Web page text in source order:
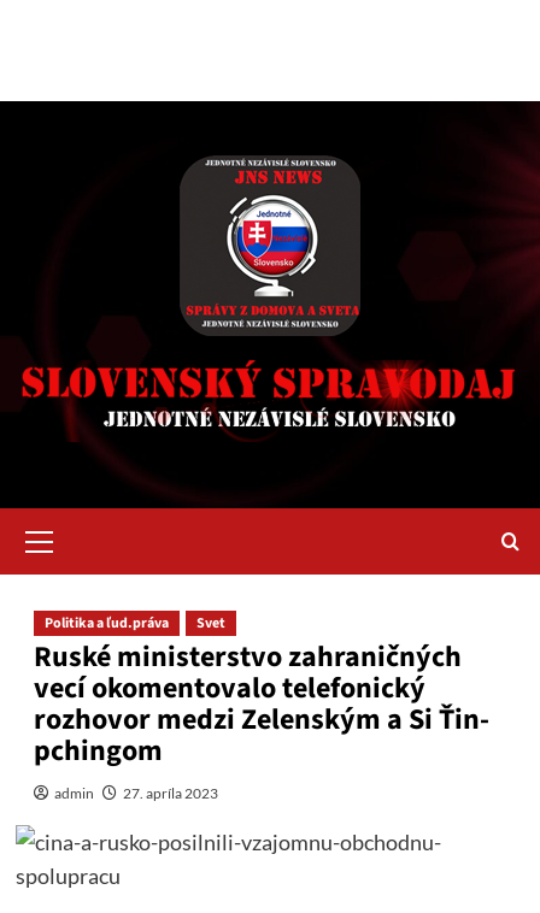
Menu
Politika a ľud.práva Svet
Ruské ministerstvo zahraničných
vecí okomentovalo telefonický
rozhovor medzi Zelenským a Si Ťin-
pchingom
admin 27. apríla 2023